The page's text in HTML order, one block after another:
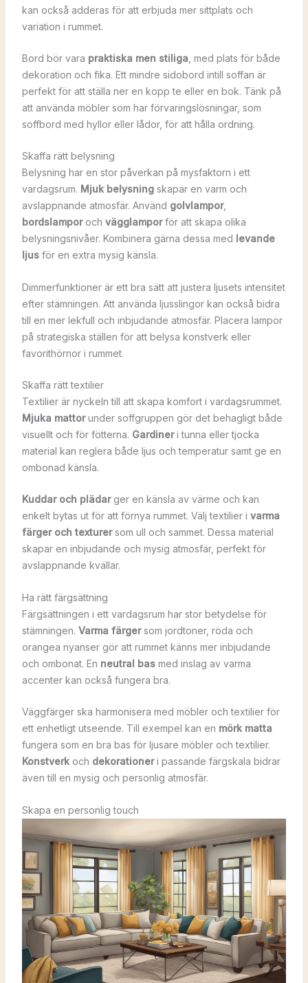
kan också adderas för att erbjuda mer sittplats och
variation i rummet.
Bord bör vara praktiska men stiliga , med plats för både
dekoration och fika. Ett mindre sidobord intill soffan är
perfekt för att ställa ner en kopp te eller en bok. Tänk på
att använda möbler som har förvaringslösningar, som
soffbord med hyllor eller lådor, för att hålla ordning.
Skaffa rätt belysning
Belysning har en stor påverkan på mysfaktorn i ett
vardagsrum. Mjuk belysningskapar en varm och
avslappnande atmosfär. Använd golvlampor,
bordslamporoch vägglamporför att skapa olika
belysningsnivåer. Kombinera gärna dessa med levande
ljusför en extra mysig känsla.
Dimmerfunktioner är ett bra sätt att justera ljusets intensitet
efter stämningen. Att använda ljusslingor kan också bidra
till en mer lekfull och inbjudande atmosfär. Placera lampor
på strategiska ställen för att belysa konstverk eller
favorithörnor i rummet.
Skaffa rätt textilier
Textilier är nyckeln till att skapa komfort i vardagsrummet.
Mjuka mattorunder soffgruppen gör det behagligt både
visuellt och för fötterna. Gardineri tunna eller tjocka
material kan reglera både ljus och temperatur samt ge en
ombonad känsla.
Kuddar och plädarger en känsla av värme och kan
enkelt bytas ut för att förnya rummet. Välj textilier i varma
färger och texturersom ull och sammet. Dessa material
skapar en inbjudande och mysig atmosfär, perfekt för
avslappnande kvällar.
Ha rätt färgsättning
Färgsättningen i ett vardagsrum har stor betydelse för
stämningen. Varma färgersom jordtoner, röda och
orangea nyanser gör att rummet känns mer inbjudande
och ombonat. En neutral basmed inslag av varma
accenter kan också fungera bra.
Väggfärger ska harmonisera med möbler och textilier för
ett enhetligt utseende. Till exempel kan en mörk matta
fungera som en bra bas för ljusare möbler och textilier.
Konstverkoch dekorationeri passande färgskala bidrar
även till en mysig och personlig atmosfär.
Skapa en personlig touch